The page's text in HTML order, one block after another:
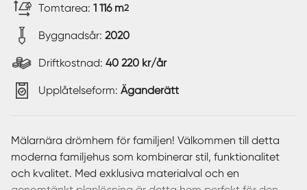
Tomtarea: 1 116 m2
Byggnadsår: 2020
Driftkostnad: 40 220 kr/år
Upplåtelseform: Äganderätt
Mälarnära drömhem för familjen! Välkommen till detta
moderna familjehus som kombinerar stil, funktionalitet
och kvalitet. Med exklusiva materialval och en